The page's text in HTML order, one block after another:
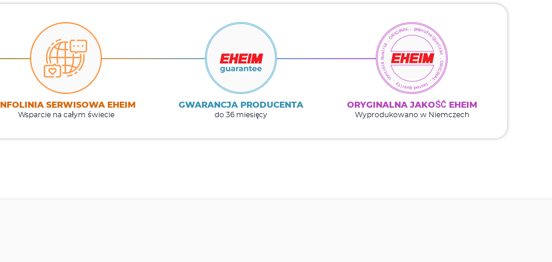
INFOLINIA SERWISOWA EHEIM
Wsparcie na całym świecie
GWARANCJA PRODUCENTA
do 36 miesięcy
ORYGINALNA JAKOŚĆ EHEIM
Wyprodukowano w Niemczech